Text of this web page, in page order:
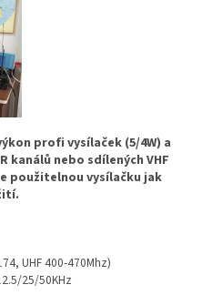
profi vysílaček (5/4W) a
nebo sdílených VHF
použitelnou vysílačku jak
UHF 400-470Mhz)
25/50KHz